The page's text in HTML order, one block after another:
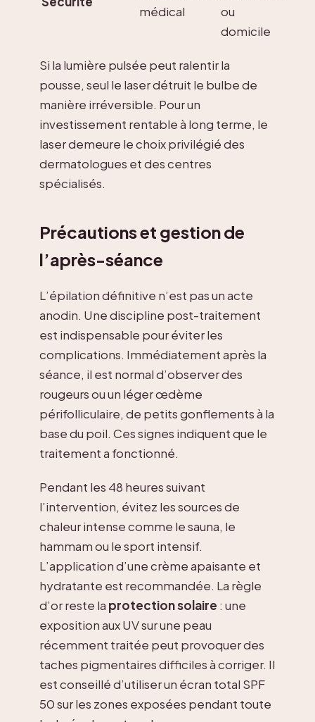
médical
ou
domicile
Si la lumière pulsée peut ralentir la
pousse, seul le laser détruit le bulbe de
manière irréversible. Pour un
investissement rentable à long terme, le
laser demeure le choix privilégié des
dermatologues et des centres
spécialisés.
Précautions et gestion de
l’après-séance
L’épilation définitive n’est pas un acte
anodin. Une discipline post-traitement
est indispensable pour éviter les
complications. Immédiatement après la
séance, il est normal d’observer des
rougeurs ou un léger œdème
périfolliculaire, de petits gonflements à la
base du poil. Ces signes indiquent que le
traitement a fonctionné.
Pendant les 48 heures suivant
l’intervention, évitez les sources de
chaleur intense comme le sauna, le
hammam ou le sport intensif.
L’application d’une crème apaisante et
hydratante est recommandée. La règle
d’or reste la protection solaire : une
exposition aux UV sur une peau
récemment traitée peut provoquer des
taches pigmentaires difficiles à corriger. Il
est conseillé d’utiliser un écran total SPF
50 sur les zones exposées pendant toute